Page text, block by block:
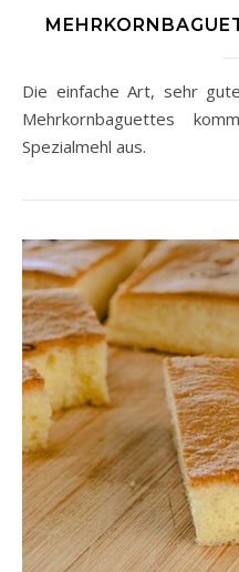
Die einfache Art, sehr gute Baguettes zu backen. Diese
Mehrkornbaguettes
Spezialmehl aus.